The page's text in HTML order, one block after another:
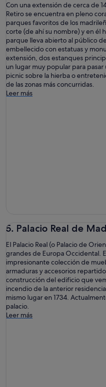
Con una extensión de cerca de
Retiro se encuentra en pleno
parques favoritos de los
corte (de ahí su nombre) y en él
parque lleva abierto al público
embellecido con estatuas y
extensión, dos estanques
un lugar muy popular para
picnic sobre la hierba o
de las zonas más concurridas.
Leer más
5. Palacio Real de
El Palacio Real (o Palacio de
grandes de Europa Occidental.
impresionante colección de
armaduras y accesorios
construcción del edificio que
incendio de la anterior
mismo lugar en 1734.
palacio.
Leer más